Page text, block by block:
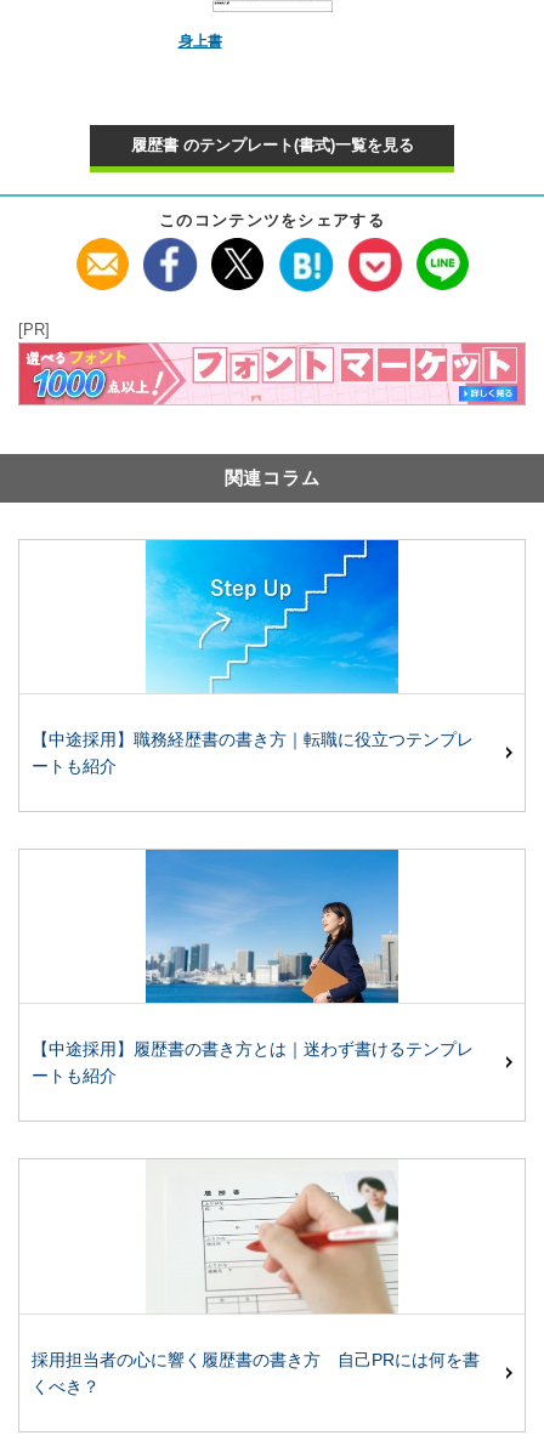
身上書
履歴書 のテンプレート(書式)一覧を見る
このコンテンツをシェアする
[PR]
関連コラム
【中途採用】職務経歴書の書き方｜転職に役立つテンプレ
ートも紹介
【中途採用】履歴書の書き方とは｜迷わず書けるテンプレ
ートも紹介
採用担当者の心に響く履歴書の書き方 自己PRには何を書
くべき？